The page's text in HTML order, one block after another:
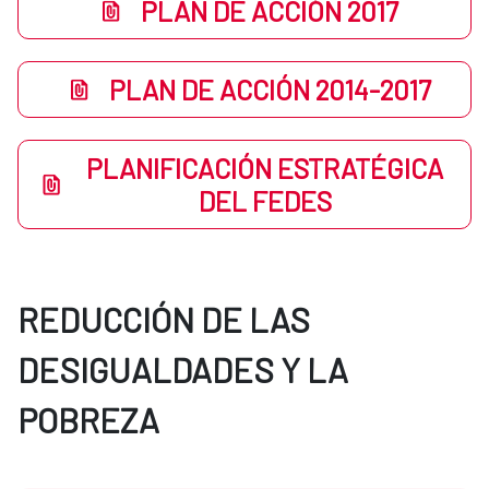
PLAN DE ACCIÓN 2017
PLAN DE ACCIÓN 2014-2017
PLANIFICACIÓN ESTRATÉGICA
DEL FEDES
REDUCCIÓN DE LAS
DESIGUALDADES Y LA
POBREZA